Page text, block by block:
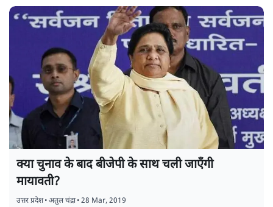
क्या चुनाव के बाद बीजेपी के साथ चली जाएँगी
मायावती?
उत्तर प्रदेश•अतुल चंद्रा•28 Mar, 2019